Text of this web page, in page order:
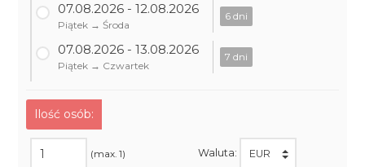
07.08.2026 - 12.08.2026
Piątek → Środa
6 dni
07.08.2026 - 13.08.2026
Piątek → Czwartek
7 dni
Ilość osób:
(max. 1) Waluta: